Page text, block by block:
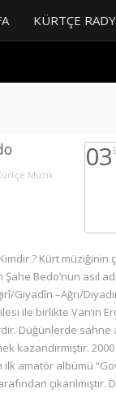
KÜRTÇE
Müzik
03
? Kürt müziğinin
Bedo’nun asıl
Giyadîn –Ağrı/
ile birlikte Van’ın
Düğünlerde
kazandırmıştır.
amatör albümü